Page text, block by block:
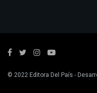
© 2022Editora Del País -